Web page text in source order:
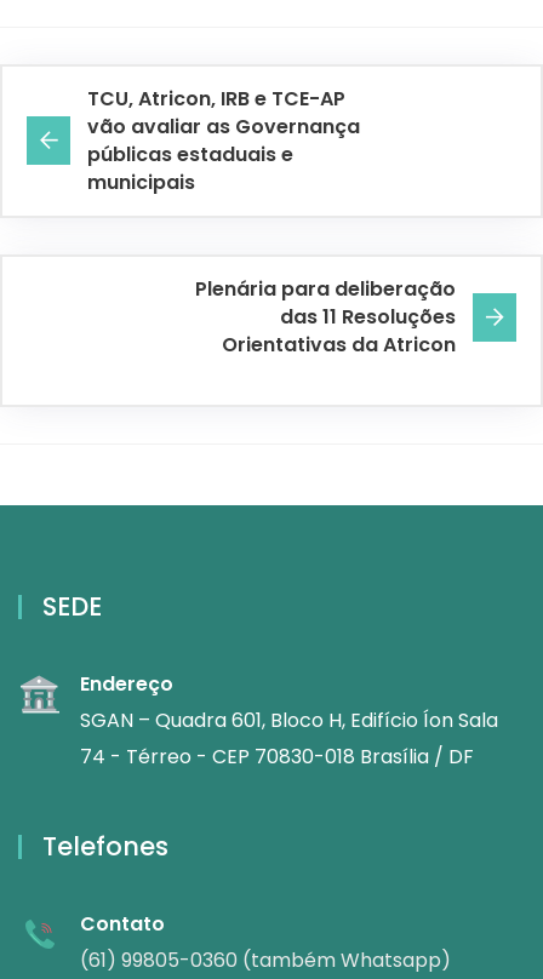
TCU, Atricon, IRB e TCE-AP
vão avaliar as Governança
públicas estaduais e
municipais
Plenária para deliberação
das 11 Resoluções
Orientativas da Atricon
SEDE
Endereço
SGAN – Quadra 601, Bloco H, Edifício Íon Sala
74 - Térreo - CEP 70830-018 Brasília / DF
Telefones
Contato
(61) 99805-0360 (também Whatsapp)